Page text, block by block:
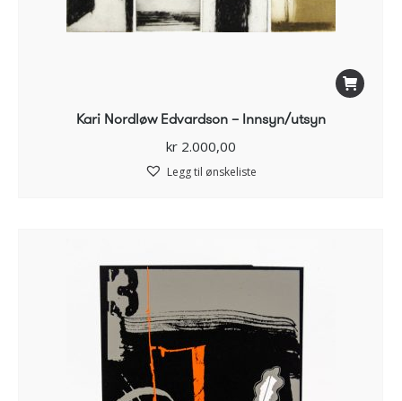
Kari Nordløw Edvardson – Innsyn/utsyn
kr2.000,00
Legg til ønskeliste